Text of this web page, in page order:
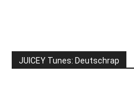
JUICEY Tunes: Deutschrap